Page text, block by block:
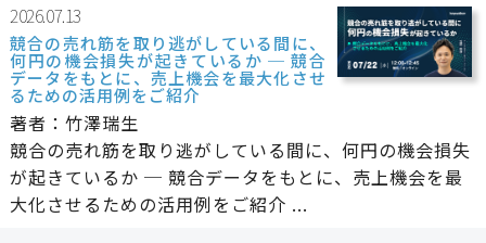
2026.07.13
競合の売れ筋を取り逃がしている間に、
何円の機会損失が起きているか ─ 競合
データをもとに、売上機会を最大化させ
るための活用例をご紹介
著者：竹澤瑞生
競合の売れ筋を取り逃がしている間に、何円の機会損失
が起きているか ─ 競合データをもとに、売上機会を最
大化させるための活用例をご紹介 ...